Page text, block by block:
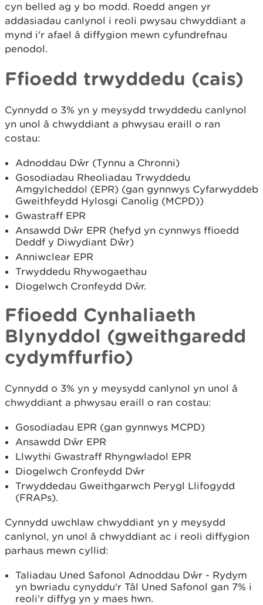
cyn belled ag y bo modd. Roedd angen yr
addasiadau canlynol i reoli pwysau chwyddiant a
mynd i'r afael â diffygion mewn cyfundrefnau
penodol.
Ffioedd trwyddedu (cais)
Cynnydd o 3% yn y meysydd trwyddedu canlynol
yn unol â chwyddiant a phwysau eraill o ran
costau:
Adnoddau Dŵr (Tynnu a Chronni)
Gosodiadau Rheoliadau Trwyddedu
Amgylcheddol (EPR) (gan gynnwys Cyfarwyddeb
Gweithfeydd Hylosgi Canolig (MCPD))
Gwastraff EPR
Ansawdd Dŵr EPR (hefyd yn cynnwys ffioedd
Deddf y Diwydiant Dŵr)
Anniwclear EPR
Trwyddedu Rhywogaethau
Diogelwch Cronfeydd Dŵr.
Ffioedd Cynhaliaeth
Blynyddol (gweithgaredd
cydymffurfio)
Cynnydd o 3% yn y meysydd canlynol yn unol â
chwyddiant a phwysau eraill o ran costau:
Gosodiadau EPR (gan gynnwys MCPD)
Ansawdd Dŵr EPR
Llwythi Gwastraff Rhyngwladol EPR
Diogelwch Cronfeydd Dŵr
Trwyddedau Gweithgarwch Perygl Llifogydd
(FRAPs).
Cynnydd uwchlaw chwyddiant yn y meysydd
canlynol, yn unol â chwyddiant ac i reoli diffygion
parhaus mewn cyllid:
Taliadau Uned Safonol Adnoddau Dŵr - Rydym
yn bwriadu cynyddu'r Tâl Uned Safonol gan 7% i
reoli'r diffyg yn y maes hwn.